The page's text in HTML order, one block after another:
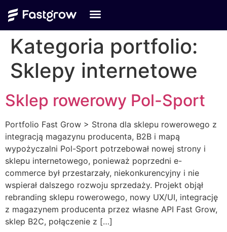
Kategoria portfolio:
Sklepy internetowe
Sklep rowerowy Pol-Sport
Portfolio Fast Grow > Strona dla sklepu rowerowego z
integracją magazynu producenta, B2B i mapą
wypożyczalni Pol-Sport potrzebował nowej strony i
sklepu internetowego, ponieważ poprzedni e-
commerce był przestarzały, niekonkurencyjny i nie
wspierał dalszego rozwoju sprzedaży. Projekt objął
rebranding sklepu rowerowego, nowy UX/UI, integrację
z magazynem producenta przez własne API Fast Grow,
sklep B2C, połączenie z […]